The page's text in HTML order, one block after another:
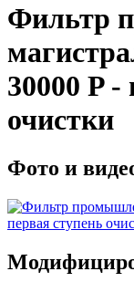
Фильтр
30000 P -
очистки
Фото и